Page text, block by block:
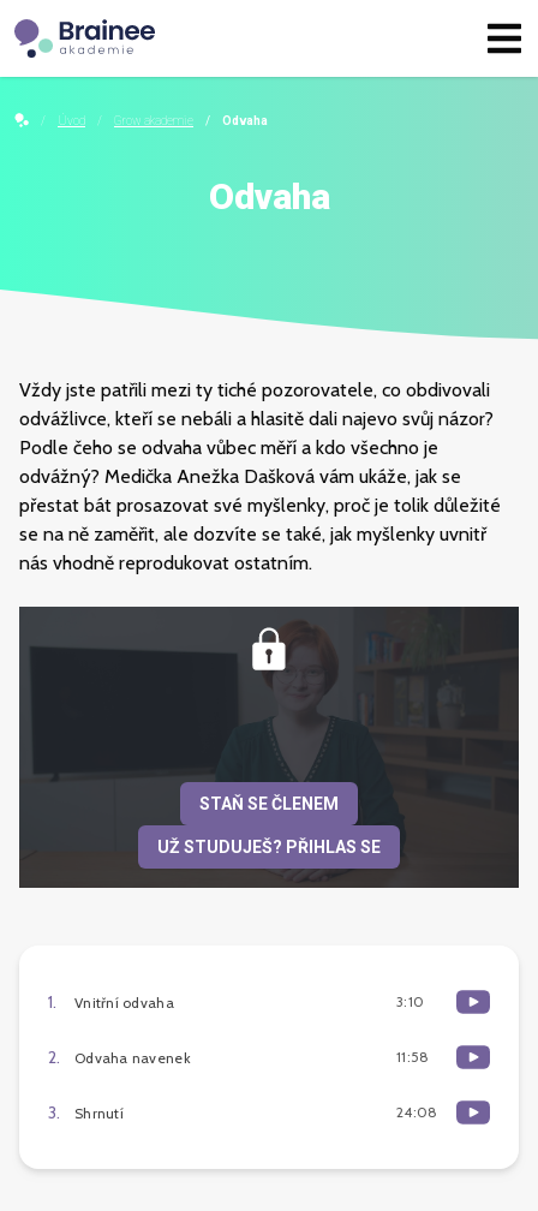
Úvod Grow akademie Odvaha
Odvaha
Vždy jste patřili mezi ty tiché pozorovatele, co obdivovali
odvážlivce, kteří se nebáli a hlasitě dali najevo svůj názor?
Podle čeho se odvaha vůbec měří a kdo všechno je
odvážný? Medička Anežka Dašková vám ukáže, jak se
přestat bát prosazovat své myšlenky, proč je tolik důležité
se na ně zaměřit, ale dozvíte se také, jak myšlenky uvnitř
nás vhodně reprodukovat ostatním.
STAŇ SE ČLENEM
UŽ STUDUJEŠ? PŘIHLAS SE
1. Vnitřní odvaha 3:10
2. Odvaha navenek 11:58
3. Shrnutí 24:08